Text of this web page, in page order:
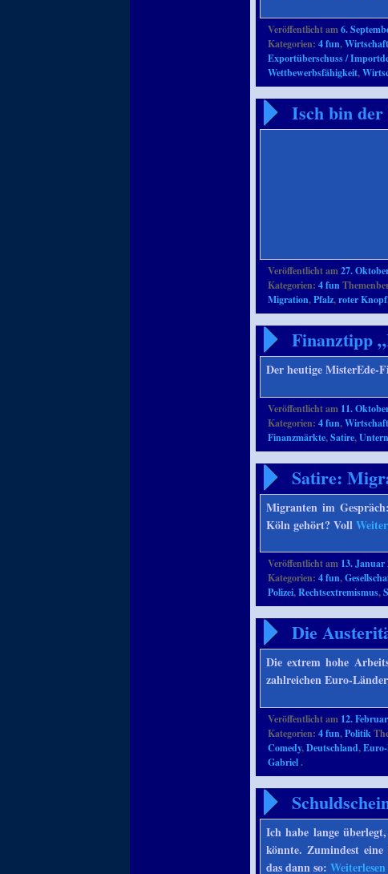
Veröffentlicht am6.
Kategorien:4 fun,Wirtschaft
Exportüberschuss /
Wettbewerbsfähigkeit,
Isch bin
Veröffentlicht am27.
Kategorien:4 fun
Migration,Pfalz,roter Knopf
Finanztipp
Der heutige MisterEde-
Veröffentlicht am 11.
Kategorien:4 fun,Wirtschaft
Finanzmärkte,Satire,
Satire:
Migranten im
Köln gehört? Voll
Veröffentlicht am 13.
Kategorien:4 fun,
Polizei,Rechtsextremismus,
Die
Die extrem hohe
zahlreichen Euro-
Veröffentlicht am 12.
Kategorien:4 fun,Politik
Comedy,Deutschland,
Gabriel.
Ich habe lange
könnte. Zumindest
das dann so:Weiterlesen